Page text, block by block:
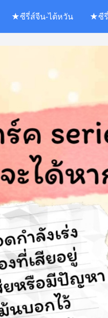
★ซีรี่ส์จีน-ไต้หวัน ★ซี